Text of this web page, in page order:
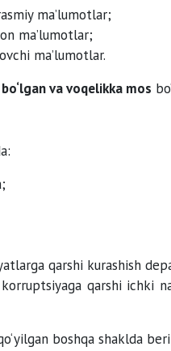
ma’lumotlar;
ma’lumotlar;
ma’lumotlar.
va voqelikka mos
qarshi kurashish
qarshi ichki
boshqa shaklda